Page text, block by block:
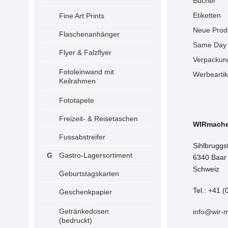
Fine Art Prints
Flaschenanhänger
Flyer & Falzflyer
Fotoleinwand mit
Keilrahmen
Fototapete
Freizeit- & Reisetaschen
Fussabstreifer
Gastro-Lagersortiment
Geburtstagskarten
Geschenkpapier
Getränkedosen
(bedruckt)
Etiketten
Neue
Same
6340 Baar
Schweiz
Tel.: +41
info@wir-